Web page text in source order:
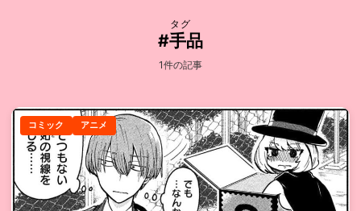
タグ
#手品
1件の記事
コミック アニメ